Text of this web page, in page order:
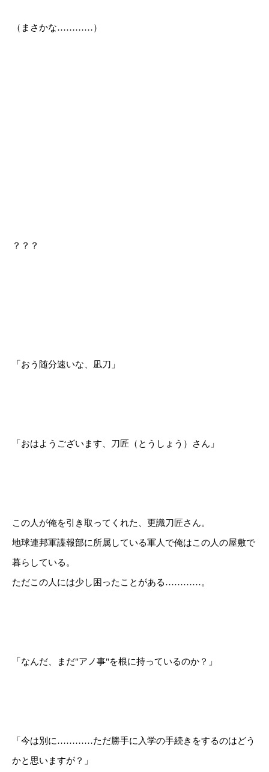
（まさかな…………）
？？？
「おう随分速いな、凪刀」
「おはようございます、刀匠（とうしょう）さん」
この人が俺を引き取ってくれた、更識刀匠さん。
地球連邦軍諜報部に所属している軍人で俺はこの人の屋敷で
暮らしている。
ただこの人には少し困ったことがある…………。
「なんだ、まだ"アノ事"を根に持っているのか？」
「今は別に…………ただ勝手に入学の手続きをするのはどう
かと思いますが？」